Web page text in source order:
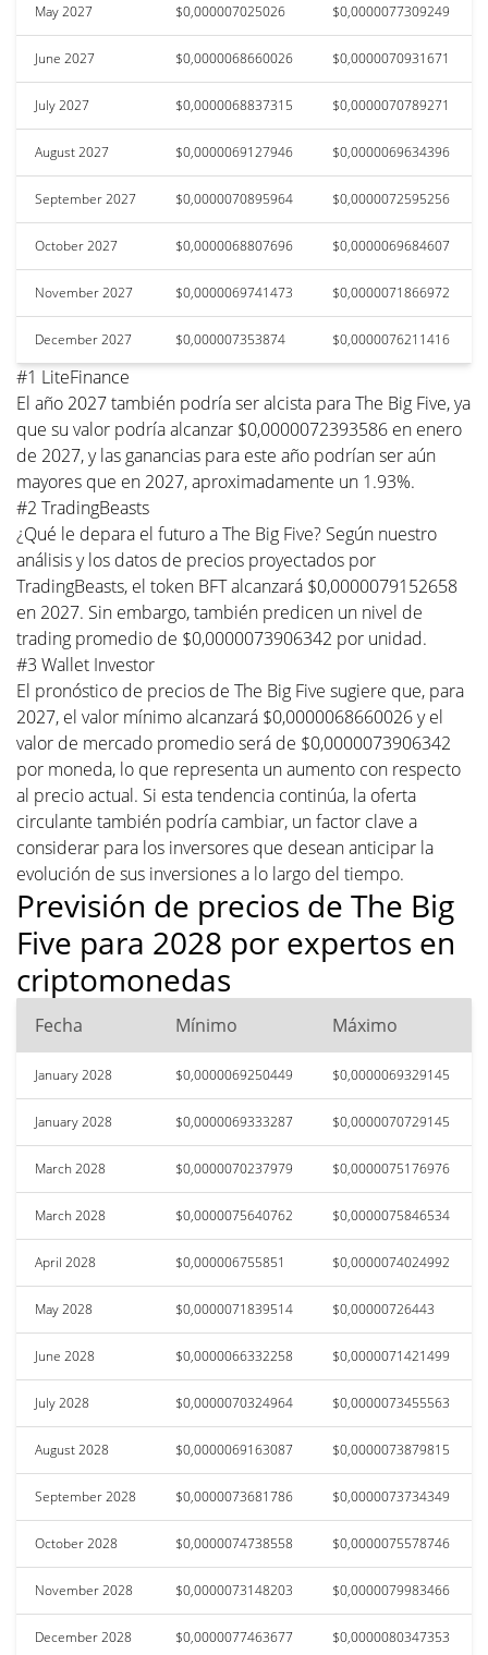
May 2027 $0,000007025026 $0,0000077309249
June 2027 $0,0000068660026 $0,0000070931671
July 2027 $0,0000068837315 $0,0000070789271
August 2027 $0,0000069127946 $0,0000069634396
September 2027 $0,0000070895964 $0,0000072595256
October 2027 $0,0000068807696 $0,0000069684607
November 2027 $0,0000069741473 $0,0000071866972
December 2027 $0,000007353874 $0,0000076211416
#1 LiteFinance
El año 2027 también podría ser alcista para The Big Five, ya
que su valor podría alcanzar $0,0000072393586 en enero
de 2027, y las ganancias para este año podrían ser aún
mayores que en 2027, aproximadamente un 1.93%.
#2 TradingBeasts
¿Qué le depara el futuro a The Big Five? Según nuestro
análisis y los datos de precios proyectados por
TradingBeasts, el token BFT alcanzará $0,0000079152658
en 2027. Sin embargo, también predicen un nivel de
trading promedio de $0,0000073906342 por unidad.
#3 Wallet Investor
El pronóstico de precios de The Big Five sugiere que, para
2027, el valor mínimo alcanzará $0,0000068660026 y el
valor de mercado promedio será de $0,0000073906342
por moneda, lo que representa un aumento con respecto
al precio actual. Si esta tendencia continúa, la oferta
circulante también podría cambiar, un factor clave a
considerar para los inversores que desean anticipar la
evolución de sus inversiones a lo largo del tiempo.
Previsión de precios de The Big
Five para 2028 por expertos en
criptomonedas
Fecha Mínimo Máximo
January 2028 $0,0000069250449 $0,0000069329145
January 2028 $0,0000069333287 $0,0000070729145
March 2028 $0,0000070237979 $0,0000075176976
March 2028 $0,0000075640762 $0,0000075846534
April 2028 $0,000006755851 $0,0000074024992
May 2028 $0,0000071839514 $0,00000726443
June 2028 $0,0000066332258 $0,0000071421499
July 2028 $0,0000070324964 $0,0000073455563
August 2028 $0,0000069163087 $0,0000073879815
September 2028 $0,0000073681786 $0,0000073734349
October 2028 $0,0000074738558 $0,0000075578746
November 2028 $0,0000073148203 $0,0000079983466
December 2028 $0,0000077463677 $0,0000080347353